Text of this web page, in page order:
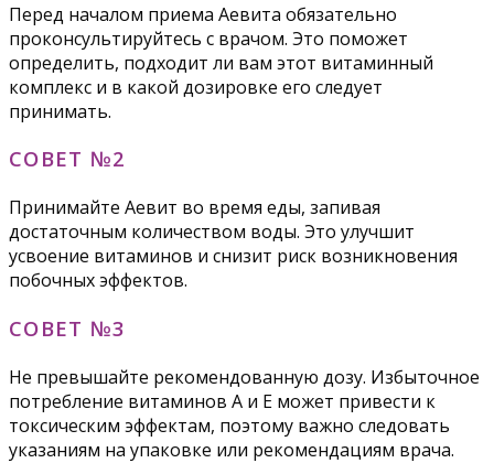
Перед началом приема Аевита обязательно
проконсультируйтесь с врачом. Это поможет
определить, подходит ли вам этот витаминный
комплекс и в какой дозировке его следует
принимать.
СОВЕТ №2
Принимайте Аевит во время еды, запивая
достаточным количеством воды. Это улучшит
усвоение витаминов и снизит риск возникновения
побочных эффектов.
СОВЕТ №3
Не превышайте рекомендованную дозу. Избыточное
потребление витаминов A и E может привести к
токсическим эффектам, поэтому важно следовать
указаниям на упаковке или рекомендациям врача.